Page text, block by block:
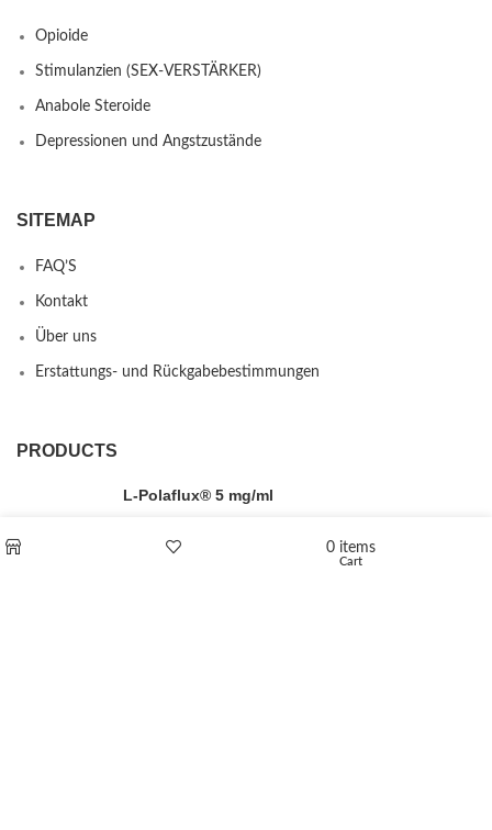
Opioide
Stimulanzien (SEX-VERSTÄRKER)
Anabole Steroide
Depressionen und Angstzustände
SITEMAP
FAQ’S
Kontakt
Über uns
Erstattungs- und Rückgabebestimmungen
PRODUCTS
L-Polaflux® 5 mg/ml
0 items
Cart